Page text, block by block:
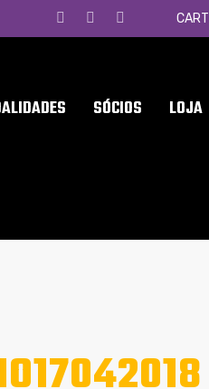
CART
SÓCIOS LOJA